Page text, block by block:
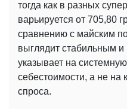
тогда как в разных
варьируется от 705,80
сравнению с майским
выглядит стабильным
указывает на
себестоимости, а не на
спроса.